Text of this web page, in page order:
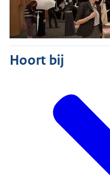
Hoort bij